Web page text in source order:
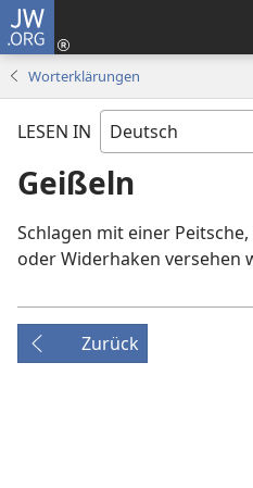
JW.ORG
Worterklärungen
LESEN IN
Geißeln
Schlagen mit einer
oder Widerhaken versehen
Zurück